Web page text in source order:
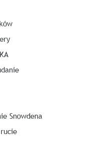
Snowdena